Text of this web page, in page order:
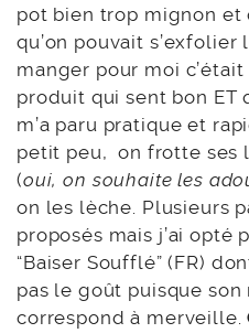
pot bien trop mignon et
qu’on pouvait
manger pour moi c’était
produit qui sent bon ET
m’a paru pratique et
petit peu, on frotte ses
(oui, on souhaite les
on les lèche. Plusieurs
proposés mais j’ai opté
“Baiser Soufflé” (FR)
pas le goût puisque
correspond à merveille.